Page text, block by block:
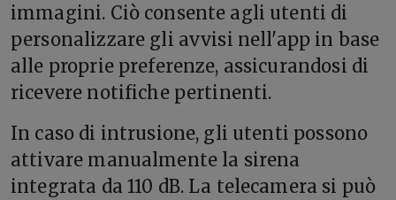
immagini. Ciò consente agli utenti di
personalizzare gli avvisi nell'app in base
alle proprie preferenze, assicurandosi di
ricevere notifiche pertinenti.
In caso di intrusione, gli utenti possono
attivare manualmente la sirena
integrata da 110 dB. La telecamera si può